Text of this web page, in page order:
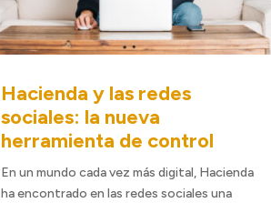
Hacienda y las redes
sociales: la nueva
herramienta de control
En un mundo cada vez más digital, Hacienda
ha encontrado en las redes sociales una